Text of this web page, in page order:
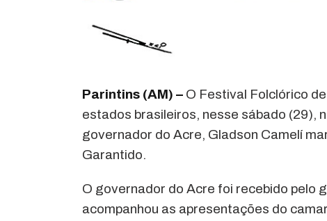
Parintins (AM) – O Festival Folclórico
estados brasileiros, nesse sábado (29),
governador do Acre, Gladson Camelí
Garantido.
O governador do Acre foi recebido pelo
acompanhou as apresentações do